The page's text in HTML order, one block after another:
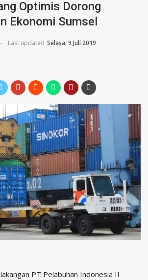
Optimis Dorong
Ekonomi Sumsel
Last updated Selasa, 9 Juli 2019
PT Pelabuhan Indonesia II